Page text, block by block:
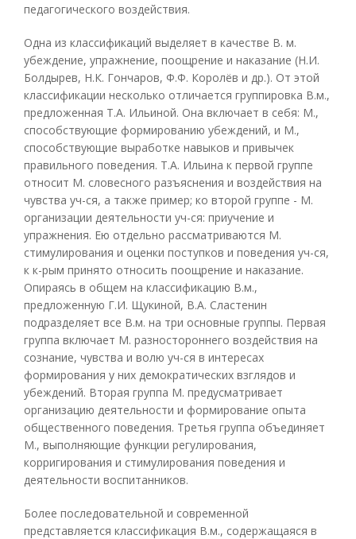
педагогического воздействия.
Одна из классификаций выделяет в качестве В. м.
убеждение, упражнение, поощрение и наказание (Н.И.
Болдырев, Н.К. Гончаров, Ф.Ф. Королёв и др.). От этой
классификации несколько отличается группировка В.м.,
предложенная Т.А. Ильиной. Она включает в себя: М.,
способствующие формированию убеждений, и М.,
способствующие выработке навыков и привычек
правильного поведения. Т.А. Ильина к первой группе
относит М. словесного разъяснения и воздействия на
чувства уч-ся, а также пример; ко второй группе - М.
организации деятельности уч-ся: приучение и
упражнения. Ею отдельно рассматриваются М.
стимулирования и оценки поступков и поведения уч-ся,
к к-рым принято относить поощрение и наказание.
Опираясь в общем на классификацию В.м.,
предложенную Г.И. Щукиной, В.А. Сластенин
подразделяет все В.м. на три основные группы. Первая
группа включает М. разностороннего воздействия на
сознание, чувства и волю уч-ся в интересах
формирования у них демократических взглядов и
убеждений. Вторая группа М. предусматривает
организацию деятельности и формирование опыта
общественного поведения. Третья группа объединяет
М., выполняющие функции регулирования,
корригирования и стимулирования поведения и
деятельности воспитанников.
Более последовательной и современной
представляется классификация В.м., содержащаяся в